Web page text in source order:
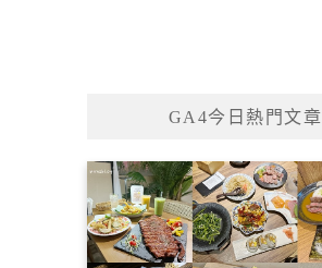
GA4今日熱門文章